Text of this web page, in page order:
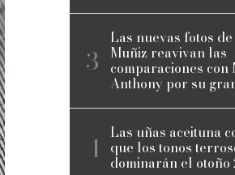
Las nuevas fotos
Muñiz reavivan las
comparaciones con
Anthony por su
Las uñas aceituna
que los tonos
dominarán el otoño